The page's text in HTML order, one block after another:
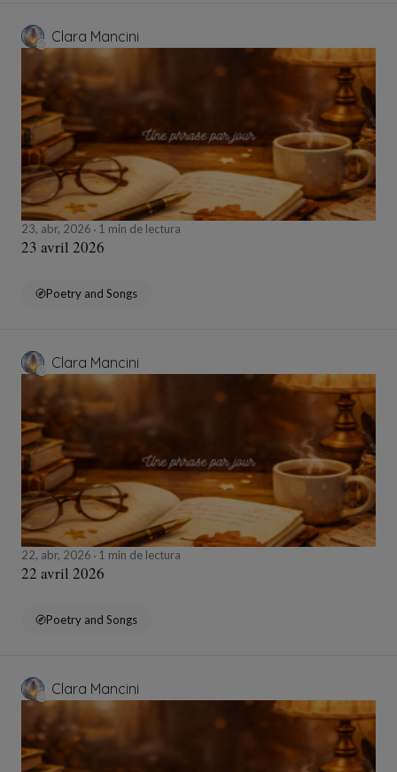
Clara Mancini
23, abr, 2026 1 min de lectura
23 avril 2026
Poetry and Songs
Clara Mancini
22, abr, 2026 1 min de lectura
22 avril 2026
Poetry and Songs
Clara Mancini